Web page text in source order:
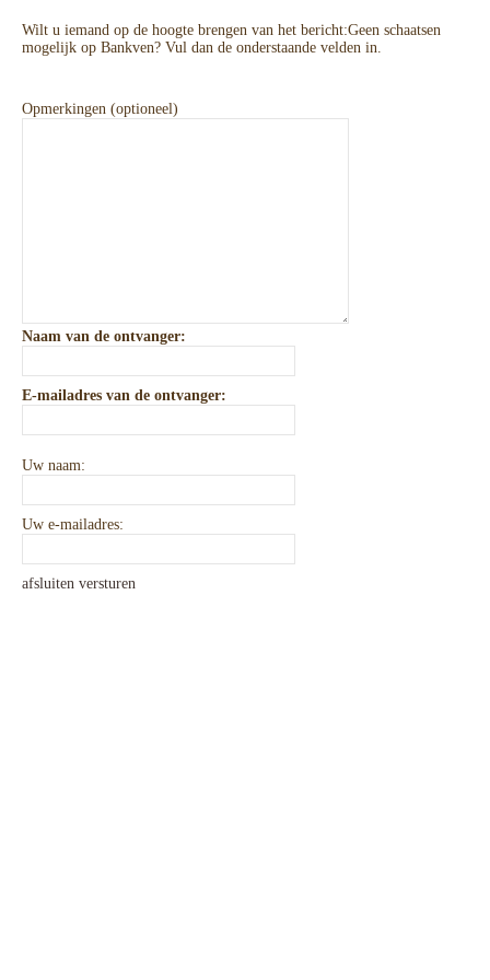
Wilt u iemand op de hoogte brengen van het bericht:Geen schaatsen
mogelijk op Bankven? Vul dan de onderstaande velden in.
Opmerkingen (optioneel)
Naam van de ontvanger:
E-mailadres van de ontvanger:
Uw naam:
Uw e-mailadres:
afsluiten versturen